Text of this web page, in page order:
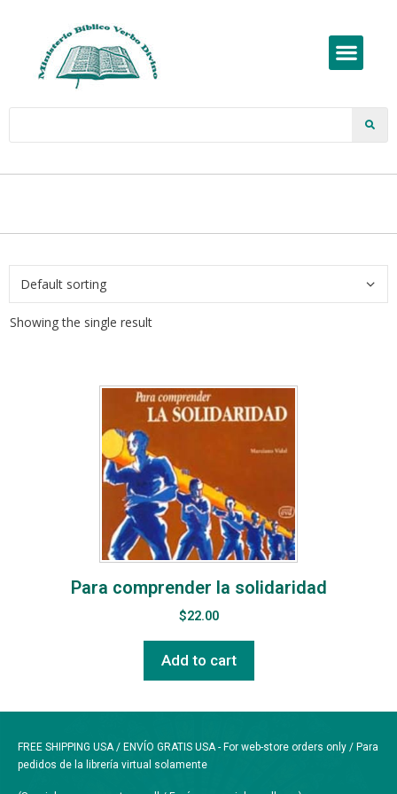
Showing the single result
Para comprender la solidaridad
$22.00
Add to cart
FREE SHIPPING USA / ENVÍO GRATIS USA - For web-store orders only / Para
pedidos de la librería virtual solamente